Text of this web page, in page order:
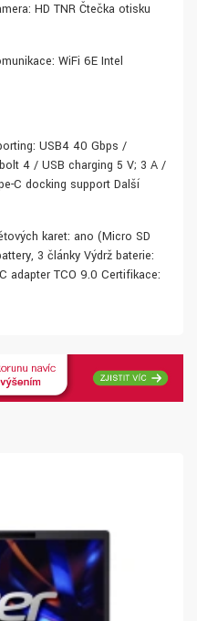
HD TNR Čtečka otisku
WiFi 6E Intel
USB4 40 Gbps /
4 / USB charging 5 V; 3 A /
C docking support Další
karet: ano (Micro SD
3 články Výdrž baterie:
adapter TCO 9.0 Certifikace: